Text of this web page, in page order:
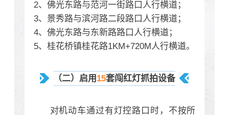
2、佛光东路与范河一街路口人行横道；
3、景秀路与滨河路二段路口人行横道；
4、佛光东路与东新路路口人行横道；
5、桂花桥镇桂花路1KM+720M人行横道。
（二）启用 15套闯红灯抓拍设备
对机动车通过有灯控路口时，不按所